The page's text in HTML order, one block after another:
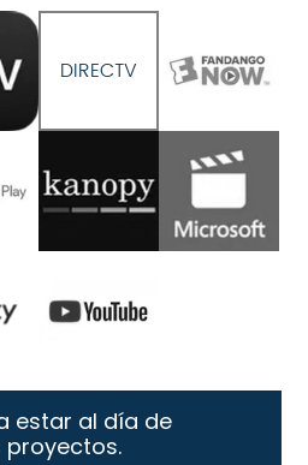
DIRECTV
estar al día de